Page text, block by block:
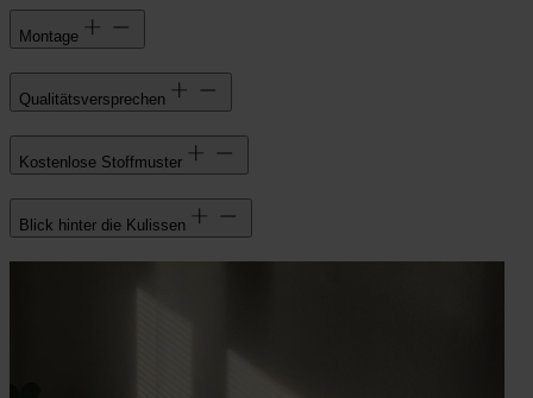
Montage
Qualitätsversprechen
Kostenlose Stoffmuster
Blick hinter die Kulissen